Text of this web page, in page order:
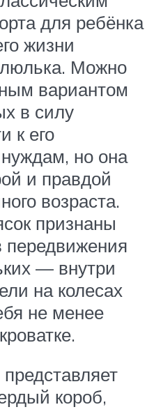
для ребёнка
жизни
люлька. Можно
вариантом
в силу
к его
но она
и правдой
возраста.
признаны
передвижения
— внутри
на колесах
не менее
короб,